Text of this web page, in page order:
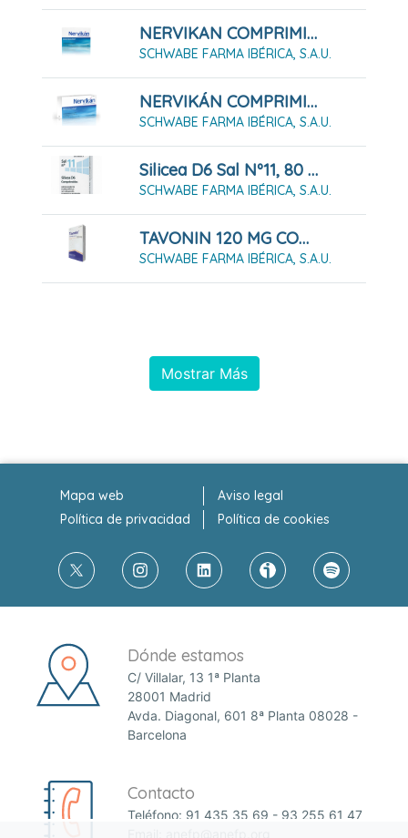
NERVIKAN COMPRIMIDOS RECUBIERTOS
SCHWABE FARMA IBÉRICA, S.A.U.
NERVIKÁN COMPRIMIDOS RECUBIERTOS, 60 COMPRIMIDOS
SCHWABE FARMA IBÉRICA, S.A.U.
Silicea D6 Sal Nº11, 80 Comprimidos
SCHWABE FARMA IBÉRICA, S.A.U.
TAVONIN 120 MG COMPRIMIDOS, 15 Comprimidos
SCHWABE FARMA IBÉRICA, S.A.U.
Mostrar Más
Mapa web
Aviso legal
Política de privacidad
Política de cookies
Dónde estamos
C/ Villalar, 13 1ª Planta
28001 Madrid
Avda. Diagonal, 601 8ª Planta 08028 -
Barcelona
Contacto
Teléfono: 91 435 35 69 - 93 255 61 47